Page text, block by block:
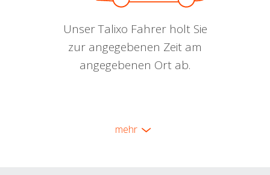
Unser Talixo Fahrer holt Sie
zur angegebenen Zeit am
angegebenen Ort ab.
mehr